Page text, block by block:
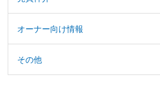
オーナー向け情報
その他